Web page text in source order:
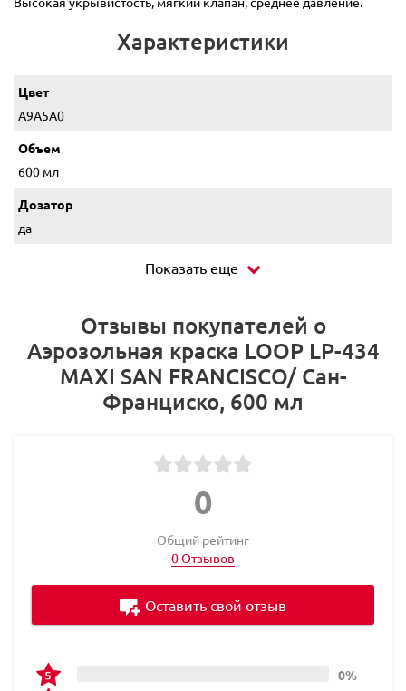
Характеристики
Цвет
A9A5A0
Объем
600 мл
Дозатор
да
Показать еще
Отзывы покупателей о
Аэрозольная краска LOOP LP-434
MAXI SAN FRANCISCO/ Сан-
Франциско, 600 мл
0
Общий рейтинг
0 Отзывов
0%
Оставить свой отзыв